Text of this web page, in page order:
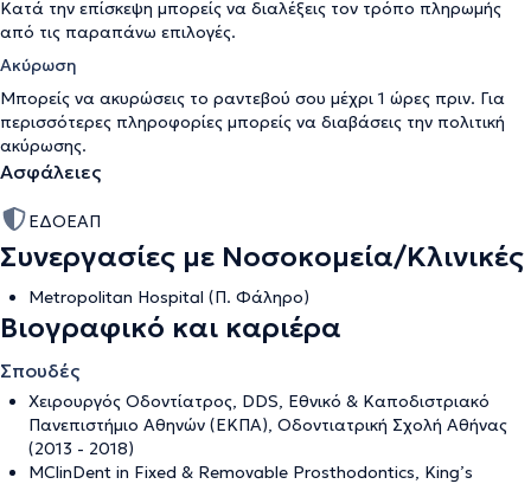
Κατά την επίσκεψη μπορείς να διαλέξεις τον τρόπο πληρωμής
από τις παραπάνω επιλογές.
Ακύρωση
Μπορείς να ακυρώσεις το ραντεβού σου μέχρι 1 ώρες πριν. Για
περισσότερες πληροφορίες μπορείς να διαβάσεις την πολιτική
ακύρωσης.
Ασφάλειες
ΕΔΟΕΑΠ
Συνεργασίες με Νοσοκομεία/Κλινικές
Metropolitan Hospital (Π. Φάληρο)
Βιογραφικό και καριέρα
Σπουδές
Χειρουργός Οδοντίατρος, DDS, Εθνικό & Καποδιστριακό
Πανεπιστήμιο Αθηνών (ΕΚΠΑ), Οδοντιατρική Σχολή Αθήνας
(2013 - 2018)
MClinDent in Fixed & Removable Prosthodontics, King’s